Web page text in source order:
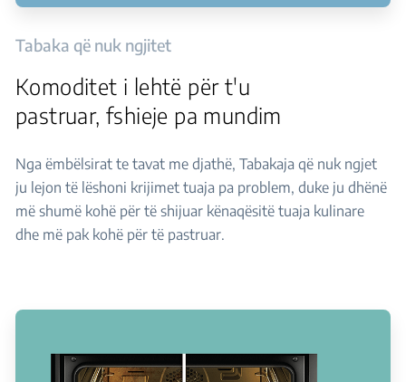
Tabaka që nuk ngjitet
Komoditet i lehtë për t'u
pastruar, fshieje pa mundim
Nga ëmbëlsirat te tavat me djathë, Tabakaja që nuk ngjet
ju lejon të lëshoni krijimet tuaja pa problem, duke ju dhënë
më shumë kohë për të shijuar kënaqësitë tuaja kulinare
dhe më pak kohë për të pastruar.